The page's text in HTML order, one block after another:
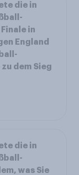
die in
in
England
dem Sieg
die in
was Sie